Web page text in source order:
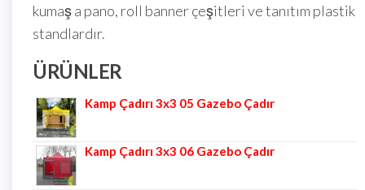
kumaş a pano, roll banner çeşitleri ve tanıtım plastik
standlardır.
ÜRÜNLER
Kamp Çadırı 3x3 05 Gazebo Çadır
Kamp Çadırı 3x3 06 Gazebo Çadır